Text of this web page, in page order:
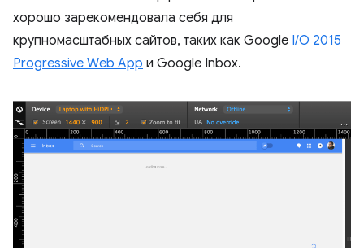
хорошо зарекомендовала себя для
крупномасштабных сайтов, таких как Google I/O 2015
Progressive Web App и Google Inbox.